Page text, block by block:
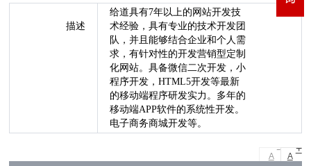
描述
给道具有7年以上的网站开发技
术经验，具有专业的技术开发团
队，并且能够结合企业和个人需
求，有针对性的开发营销型定制
化网站。具备微信二次开发，小
程序开发，HTML5开发等最新
的移动端程序研发实力。多年的
移动端APP软件的系统性开发。
电子商务商城开发等。
A A
+